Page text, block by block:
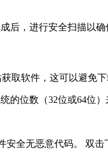
后，进行安全扫描以确
取软件，这可以避免下
的位数（32位或64位）
安全无恶意代码。 双